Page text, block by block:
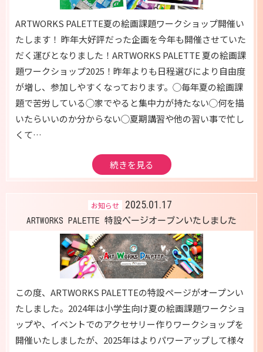
ARTWORKS PALETTE夏の絵画課題ワークショップ開催い
たします！ 昨年大好評だった企画を今年も開催させていた
だく運びとなりました！ARTWORKS PALETTE 夏の絵画課
題ワークショップ2025！昨年よりも日程選びにより自由度
が増し、参加しやすくなっております。◯毎年夏の絵画課
題で苦労している◯家でやると集中力が持たない◯何を描
いたらいいのか分からない◯夏期講習や他の習い事で忙し
くて…
続きを見る
お知らせ 2025.01.17
ARTWORKS PALETTE 特設ページオープンいたしました
この度、ARTWORKS PALETTEの特設ページがオープンい
たしました。2024年は小学生向け夏の絵画課題ワークショ
ップや、イベントでのアクセサリー作りワークショップを
開催いたしましたが、2025年はよりパワーアップして様々